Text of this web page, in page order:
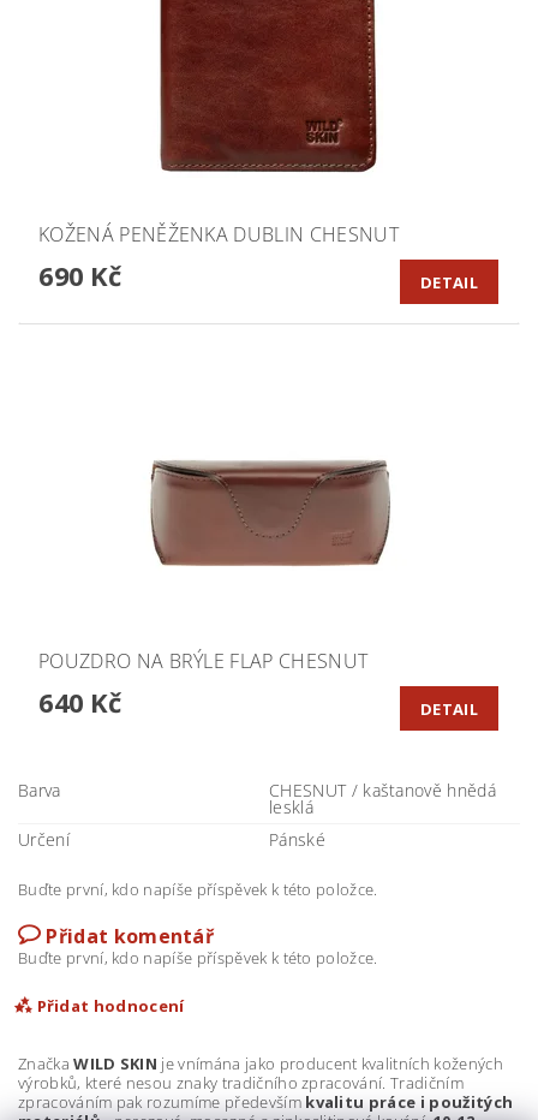
KOŽENÁ PENĚŽENKA DUBLIN CHESNUT
690 Kč DETAIL
POUZDRO NA BRÝLE FLAP CHESNUT
640 Kč DETAIL
Barva CHESNUT / kaštanově hnědá
lesklá
Určení
Pánské
Buďte první, kdo napíše příspěvek k této položce.
Přidat komentář
Buďte první, kdo napíše příspěvek k této položce.
Přidat hodnocení
ZnačkaWILD SKIN je vnímána jako producent kvalitních kožených
výrobků, které nesou znaky tradičního zpracování. Tradičním
zpracováním pak rozumíme především kvalitu práce i použitých